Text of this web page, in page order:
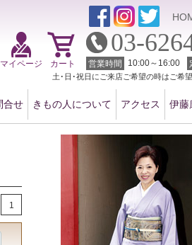
合せ きもの人について アクセス 伊藤
マイページ カート
03-
営業時間 10:00～16:00
土･日･祝日にご来店ご希望の時はご希
1